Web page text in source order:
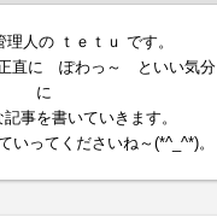
理人の ｔｅｔｕ です。
直に ぽわっ～ といい気分
に
事を書いていきます。
いってくださいね～(*^_^*)。